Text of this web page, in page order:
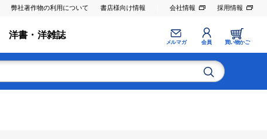
弊社著作物の利用について 書店様向け情報 会社情報 採用情報
洋書・洋雑誌
メルマガ 会員 買い物かご